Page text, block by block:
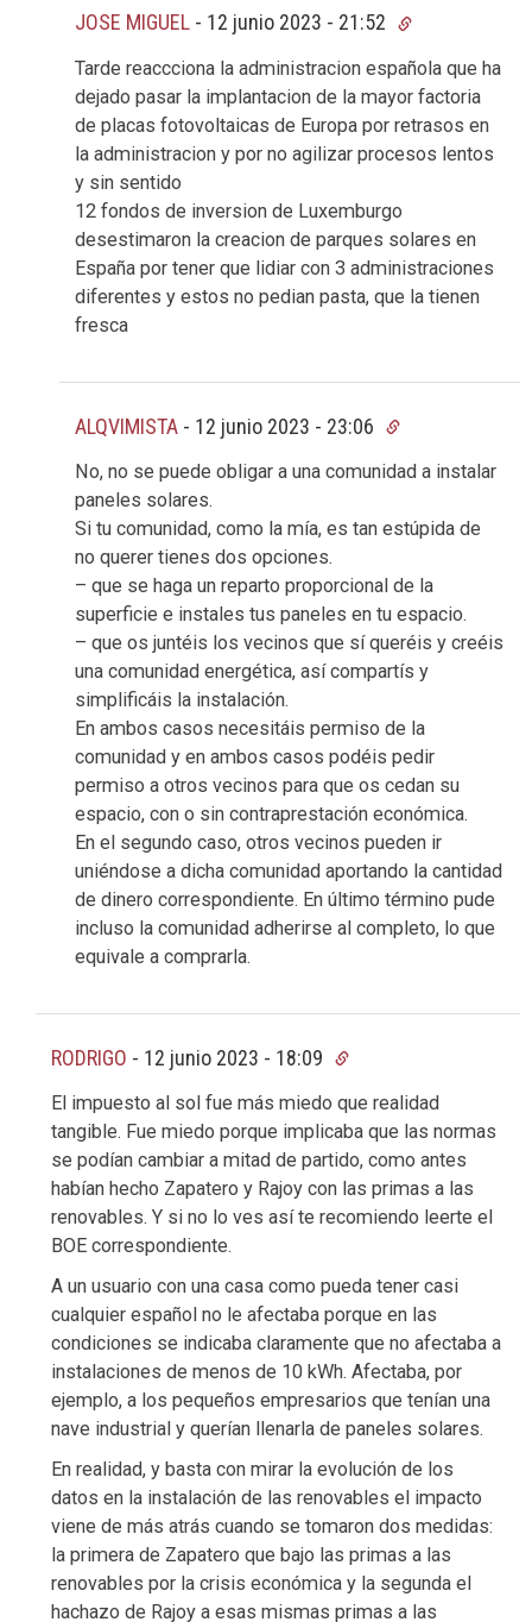
JOSE MIGUEL - 12 junio 2023 - 21:52
Tarde reaccciona la administracion española que ha
dejado pasar la implantacion de la mayor factoria
de placas fotovoltaicas de Europa por retrasos en
la administracion y por no agilizar procesos lentos
y sin sentido
12 fondos de inversion de Luxemburgo
desestimaron la creacion de parques solares en
España por tener que lidiar con 3 administraciones
diferentes y estos no pedian pasta, que la tienen
fresca
ALQVIMISTA - 12 junio 2023 - 23:06
No, no se puede obligar a una comunidad a instalar
paneles solares.
Si tu comunidad, como la mía, es tan estúpida de
no querer tienes dos opciones.
– que se haga un reparto proporcional de la
superficie e instales tus paneles en tu espacio.
– que os juntéis los vecinos que sí queréis y creéis
una comunidad energética, así compartís y
simplificáis la instalación.
En ambos casos necesitáis permiso de la
comunidad y en ambos casos podéis pedir
permiso a otros vecinos para que os cedan su
espacio, con o sin contraprestación económica.
En el segundo caso, otros vecinos pueden ir
uniéndose a dicha comunidad aportando la cantidad
de dinero correspondiente. En último término pude
incluso la comunidad adherirse al completo, lo que
equivale a comprarla.
RODRIGO - 12 junio 2023 - 18:09
El impuesto al sol fue más miedo que realidad
tangible. Fue miedo porque implicaba que las normas
se podían cambiar a mitad de partido, como antes
habían hecho Zapatero y Rajoy con las primas a las
renovables. Y si no lo ves así te recomiendo leerte el
BOE correspondiente.
A un usuario con una casa como pueda tener casi
cualquier español no le afectaba porque en las
condiciones se indicaba claramente que no afectaba a
instalaciones de menos de 10 kWh. Afectaba, por
ejemplo, a los pequeños empresarios que tenían una
nave industrial y querían llenarla de paneles solares.
En realidad, y basta con mirar la evolución de los
datos en la instalación de las renovables el impacto
viene de más atrás cuando se tomaron dos medidas:
la primera de Zapatero que bajo las primas a las
renovables por la crisis económica y la segunda el
hachazo de Rajoy a esas mismas primas a las